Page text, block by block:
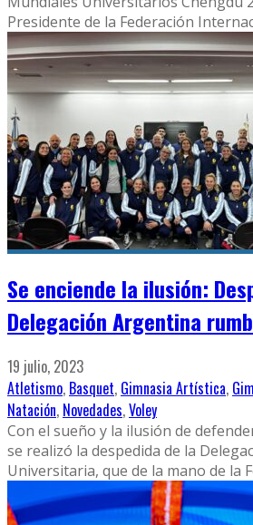
Presidente de la Federación
Se enciende la ilusión:
Delegación Argentina
19 julio, 2023
Atletismo, Basquet, Gimnasia Artística,
Natación, Novedades,Voley
Con el sueño y la ilusión de
se realizó la despedida de la
Universitaria, que de la mano de la